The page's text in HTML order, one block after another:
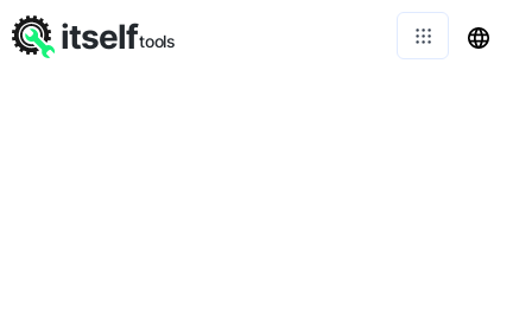
itselftools